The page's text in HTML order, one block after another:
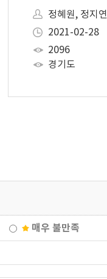
정혜원, 정지연
2021-02-28
2096
경기도
매우 불만족